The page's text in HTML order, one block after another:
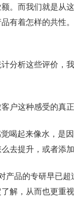
。而我们就是从
有着怎样的共性
分析这些评价，
户这种感受的真
喝起来像水，是
去提升，或者添加
产品的专研早已超
解，从而也更重